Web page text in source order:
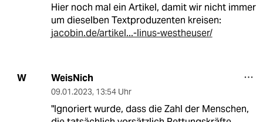
Hier noch mal ein Artikel, damit wir nicht immer
um dieselben Textproduzenten kreisen:
jacobin.de/artikel...-linus-westheuser/
W WeisNich
09.01.2023, 13:54 Uhr
"Ignoriert wurde, dass die Zahl der Menschen,